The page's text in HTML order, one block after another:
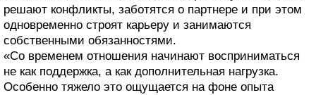
решают конфликты, заботятся о партнере и при этом
одновременно строят карьеру и занимаются
собственными обязанностями.
«Со временем отношения начинают восприниматься
не как поддержка, а как дополнительная нагрузка.
Особенно тяжело это ощущается на фоне опыта